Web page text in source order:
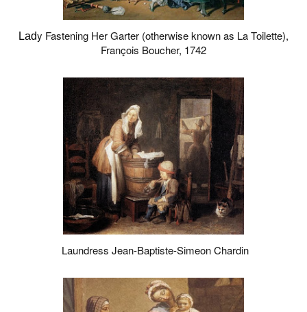
Lady Fastening Her Garter (otherwise known as La Toilette),
François Boucher, 1742
Laundress Jean-Baptiste-Simeon Chardin